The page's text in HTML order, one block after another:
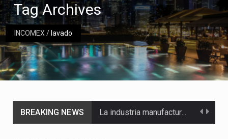
INCOMEX/ lavado
Tag Archives
BREAKING NEWS La industria manufacturera de exportación afiliada a Index en Nuevo León ha alcanzado hasta 10%…